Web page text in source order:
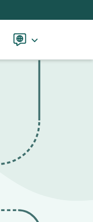
Langue